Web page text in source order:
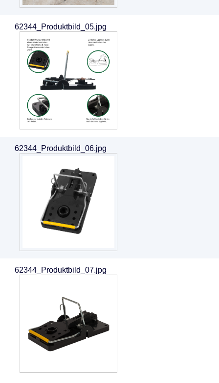
62344_Produktbild_05.jpg
62344_Produktbild_06.jpg
62344_Produktbild_07.jpg